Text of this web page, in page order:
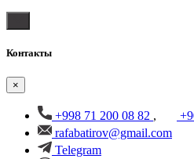
Контакты
×
+998 71 200 08 82 ,
rafabatirov@gmail.com
Telegram